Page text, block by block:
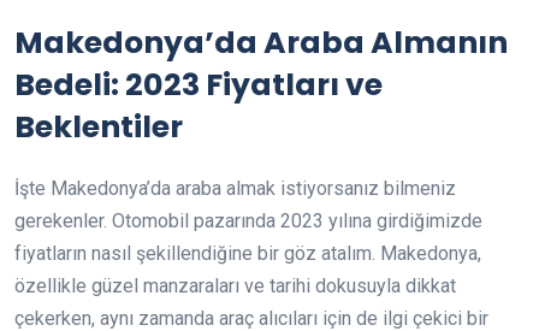
Makedonya’da Araba Almanın
Bedeli: 2023 Fiyatları ve
Beklentiler
İşte Makedonya’da araba almak istiyorsanız bilmeniz
gerekenler. Otomobil pazarında 2023 yılına girdiğimizde
fiyatların nasıl şekillendiğine bir göz atalım. Makedonya,
özellikle güzel manzaraları ve tarihi dokusuyla dikkat
çekerken, aynı zamanda araç alıcıları için de ilgi çekici bir